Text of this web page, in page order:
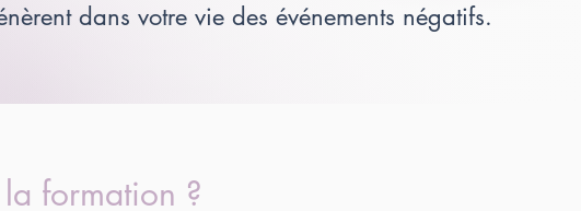
dans votre vie des événements négatifs.
formation ?